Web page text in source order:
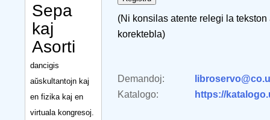
Sepa
kaj
Asorti
dancigis
aŭskultantojn kaj
en fizika kaj en
virtuala kongresoj.
(Ni konsilas atente relegi la
korektebla)
Demandoj:
Katalogo:
https://